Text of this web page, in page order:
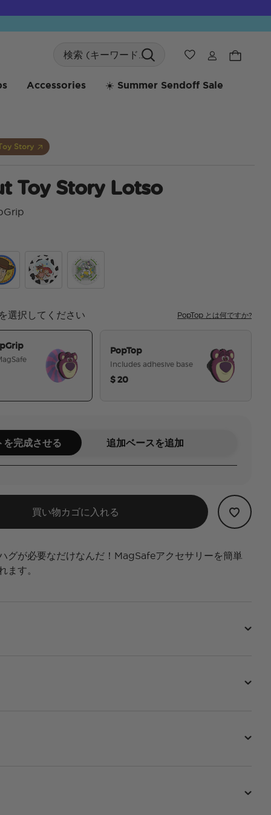
ウィッシュリス
Accessories ☀️ Summer Sendoff Sale
Story
Toy Story Lotso
選択してください PopTop とは何ですか?
PopTop
Includes adhesive base
$ 20
を完成させる 追加ベースを追加
買い物カゴに入れる
グが必要なだけなんだ！MagSafeアクセサリーを簡単
ます。